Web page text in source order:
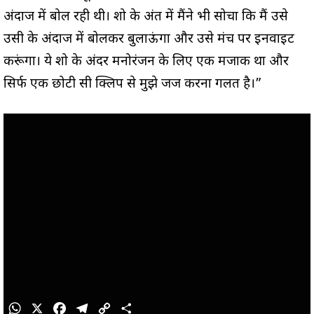
अंदाज में बोल रही थी। शो के अंत में मैंने भी सोचा कि मैं उसे
उसी के अंदाज में बोलकर बुलाऊंगा और उसे मंच पर इनवाइट
करूंगा। ये शो के अंदर मनोरंजन के लिए एक मजाक था और
सिर्फ एक छोटी सी क्लिप से मुझे जज करना गलत है।”
W